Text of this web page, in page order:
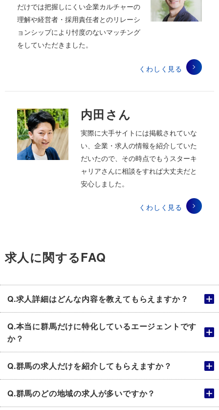
だけでは把握しにくい企業カルチャーの
理解や経営者・採用責任者とのリレーシ
ョンシップにより忖度のないマッチング
をしていただきました。
くわしく見る
内田さん
実際に大手サイトには掲載されていな
い、企業・求人の情報を紹介していた
だいたので、その時点でもうスターキ
ャリアさんに相談をすれば大丈夫だと
安心しました。
くわしく見る
求人に関するFAQ
Q.求人詳細はどんな内容を教えてもらえますか？
Q.本当に群馬だけに特化しているエージェントです
か？
Q.群馬の求人だけを紹介してもらえますか？
Q.群馬のどの地域の求人が多いですか？